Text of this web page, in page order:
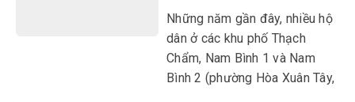
Những năm gần đây, nhiều hộ
dân ở các khu phố Thạch
Chẩm, Nam Bình 1 và Nam
Bình 2 (phường Hòa Xuân Tây,